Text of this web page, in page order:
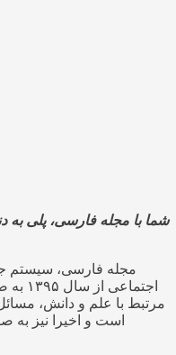
شما با مجله فارسی، پلی به
مجله فارسی، سیستم
مرتبط با علم و دانش،
است و اخیرا نیز به